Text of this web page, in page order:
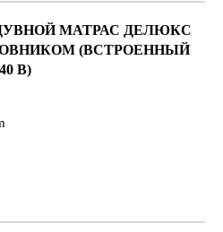
МАТРАС ДЕЛЮКС
(ВСТРОЕННЫЙ
В)